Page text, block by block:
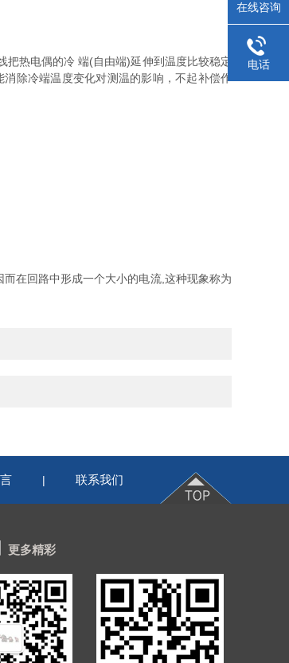
热电偶的冷 端(自由端)延伸到温度比较稳定
除冷端温度变化对测温的影响，不起补偿作
在回路中形成一个大小的电流,这种现象称为
| 联系我们
更多精彩
在线咨询
电话